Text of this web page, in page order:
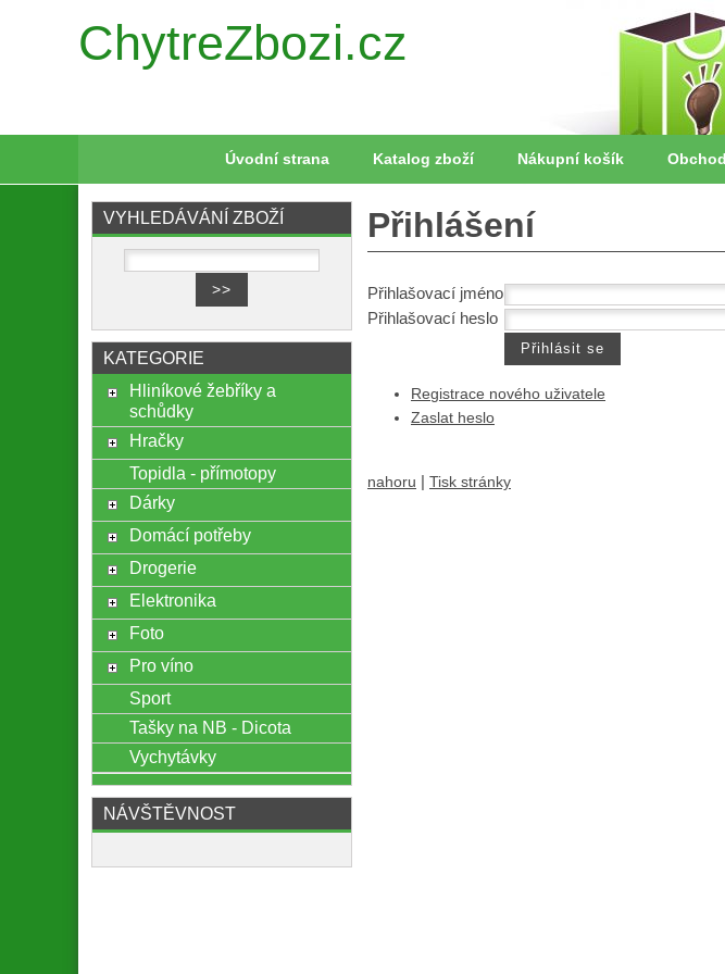
ChytreZbozi.cz
Úvodní strana Katalog zboží Nákupní košík
Přihlášení
Přihlašovací jméno
Přihlašovací heslo
Registrace nového uživatele
Zaslat heslo
nahoru Tisk stránky
VYHLEDÁVÁNÍ ZBOŽÍ
KATEGORIE
Hliníkové žebříky a
schůdky
Hračky
Topidla - přímotopy
Dárky
Domácí potřeby
Drogerie
Elektronika
Foto
Pro víno
Sport
Tašky na NB - Dicota
Vychytávky
NÁVŠTĚVNOST